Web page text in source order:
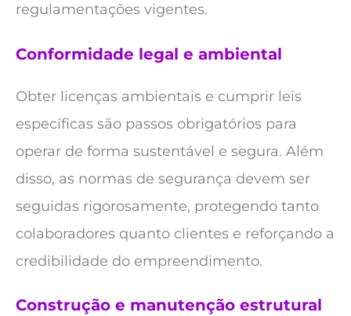
regulamentações vigentes.
Conformidade legal e ambiental
Obter licenças ambientais e cumprir leis
específicas são passos obrigatórios para
operar de forma sustentável e segura. Além
disso, as normas de segurança devem ser
seguidas rigorosamente, protegendo tanto
colaboradores quanto clientes e reforçando a
credibilidade do empreendimento.
Construção e manutenção estrutural